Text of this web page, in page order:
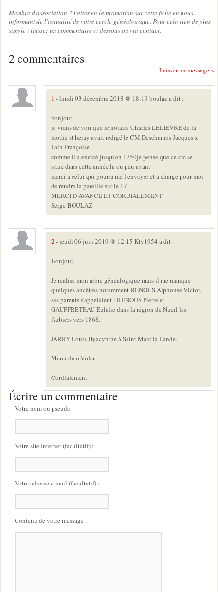
Membre d'association ? Faites en la promotion sur cette fiche en nous
informant de l'actualité de votre cercle généalogique. Pour cela rien de plus
simple : laissez un commentaire ci dessous ou via contact.
2 commentaires
Laisser un message »
1 - lundi 03 décembre 2018 @ 18:19 boulaz a dit :
bonjour
je viens de voir que le notaire Charles LELIEVRE de la
mothe st heray avait redigé le CM Deschamps Jacques x
Pain Françoise
comme il a exercé jusqu'en 1750je pense que ce cm se
situe dans cette année la ou peu avant
merci a celui qui pourra me l envoyer et a charge pour moi
de rendre la pareille sur le 17
MERCI D AVANCE ET CORDIALEMENT
Serge BOULAZ
2 - jeudi 06 juin 2019 @ 12:15 Kty1954 a dit :
Bonjour,
Je réalise mon arbre généalogique mais il me manque
quelques ancêtres notamment RENOUS Alphonse Victor,
ses parents s'appelaient : RENOUS Pierre et
GAUFFRETEAU Eulalie dans la région de Nueil les
Aubiers vers 1868.
JARRY Louis Hyacynthe à Saint Marc la Lande.
Merci de m'aider.
Cordialement.
Écrire un commentaire
Votre nom ou pseudo :
Votre site Internet (facultatif) :
Votre adresse e-mail (facultatif) :
Contenu de votre message :